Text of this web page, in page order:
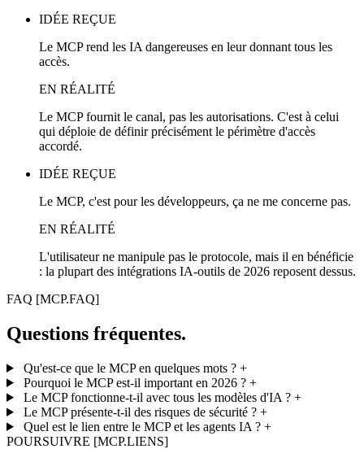
IDÉE REÇUE
Le MCP rend les IA dangereuses en leur donnant tous les
accès.
EN RÉALITÉ
Le MCP fournit le canal, pas les autorisations. C'est à celui
qui déploie de définir précisément le périmètre d'accès
accordé.
IDÉE REÇUE
Le MCP, c'est pour les développeurs, ça ne me concerne pas.
EN RÉALITÉ
L'utilisateur ne manipule pas le protocole, mais il en bénéficie
: la plupart des intégrations IA-outils de 2026 reposent dessus.
FAQ [MCP.FAQ]
Questions fréquentes.
Qu'est-ce que le MCP en quelques mots ? +
Pourquoi le MCP est-il important en 2026 ? +
Le MCP fonctionne-t-il avec tous les modèles d'IA ? +
Le MCP présente-t-il des risques de sécurité ? +
Quel est le lien entre le MCP et les agents IA ? +
POURSUIVRE [MCP.LIENS]